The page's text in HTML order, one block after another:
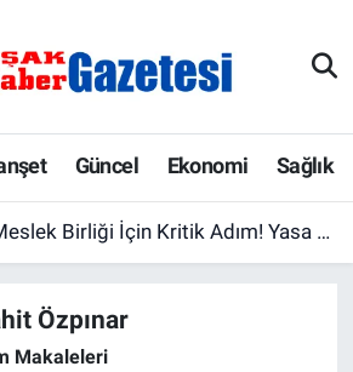
Güncel Ekonomi Sağlık
Kritik Adım! Yasa Taslağı Adalet Bakanı Gürlek’e Sunuldu
Özpınar
Makaleleri
Haritası
Durumu ve Fikstür